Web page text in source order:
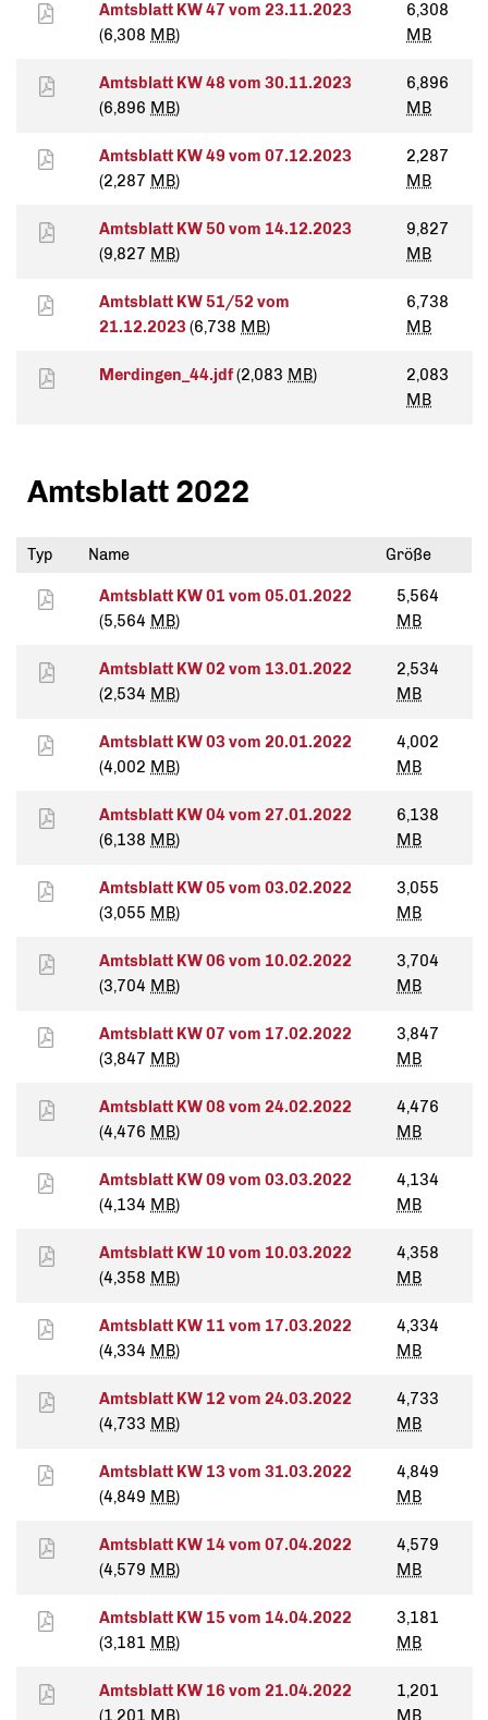
Amtsblatt KW 47 vom 23.11.2023
(6,308 MB)
6,308
MB
Amtsblatt KW 48 vom 30.11.2023
(6,896 MB)
6,896
MB
Amtsblatt KW 49 vom 07.12.2023
(2,287 MB)
2,287
MB
Amtsblatt KW 50 vom 14.12.2023
(9,827 MB)
9,827
MB
Amtsblatt KW 51/52 vom
21.12.2023 (6,738 MB)
6,738
MB
Merdingen_44.jdf(2,083 MB)
2,083
MB
Amtsblatt 2022
Typ Name Größe
Amtsblatt KW 01 vom 05.01.2022
(5,564 MB)
5,564
MB
Amtsblatt KW 02 vom 13.01.2022
(2,534 MB)
2,534
MB
Amtsblatt KW 03 vom 20.01.2022
(4,002 MB)
4,002
MB
Amtsblatt KW 04 vom 27.01.2022
(6,138 MB)
6,138
MB
Amtsblatt KW 05 vom 03.02.2022
(3,055 MB)
3,055
MB
Amtsblatt KW 06 vom 10.02.2022
(3,704 MB)
3,704
MB
Amtsblatt KW 07 vom 17.02.2022
(3,847 MB)
3,847
MB
Amtsblatt KW 08 vom 24.02.2022
(4,476 MB)
4,476
MB
Amtsblatt KW 09 vom 03.03.2022
(4,134 MB)
4,134
MB
Amtsblatt KW 10 vom 10.03.2022
(4,358 MB)
4,358
MB
Amtsblatt KW 11 vom 17.03.2022
(4,334 MB)
4,334
MB
Amtsblatt KW 12 vom 24.03.2022
(4,733 MB)
4,733
MB
Amtsblatt KW 13 vom 31.03.2022
(4,849 MB)
4,849
MB
Amtsblatt KW 14 vom 07.04.2022
(4,579 MB)
4,579
MB
Amtsblatt KW 15 vom 14.04.2022
(3,181 MB)
3,181
MB
Amtsblatt KW 16 vom 21.04.2022
(1,201 MB)
1,201
MB